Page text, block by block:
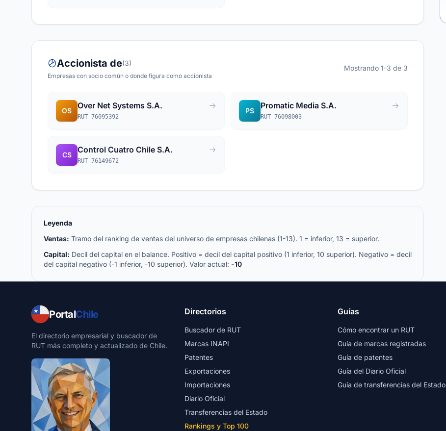
Accionista de(3)
Empresas con socio común o donde figura como accionista
Mostrando 1-3 de 3
OS
Over Net Systems S.A.
RUT 76095392
PS
Promatic Media S.A.
RUT 76098003
CS
Control Cuatro Chile S.A.
RUT 76149672
Leyenda
Ventas: Tramo del ranking de ventas del universo de empresas chilenas (1-13). 1 = inferior, 13 = superior.
Capital: Decil del capital en el balance. Positivo = decil del capital positivo (1 inferior, 10 superior). Negativo = decil
del capital negativo (-1 inferior, -10 superior). Valor actual: -10
PortalChile
El directorio empresarial y buscador de
RUT más completo y actualizado de Chile.
Directorios
Buscador de RUT
Marcas INAPI
Patentes
Exportaciones
Importaciones
Diario Oficial
Transferencias del Estado
Rankings y Top 100
Guías
Cómo encontrar un RUT
Guía de marcas registradas
Guía de patentes
Guía del Diario Oficial
Guía de transferencias del Estado